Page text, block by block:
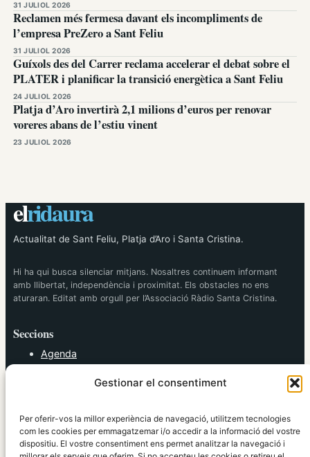
Gestionar el consentiment
Per oferir-vos la millor experiència de navegació, utilitzem tecnologies
com les cookies per emmagatzemar i/o accedir a la informació del vostre
dispositiu. El vostre consentiment ens permet analitzar la navegació i
31 JULIOL 2026
Reclamen més fermesa davant els incompliments de
l’empresa PreZero a Sant Feliu
31 JULIOL 2026
Guíxols des del Carrer reclama accelerar el debat sobre el
PLATER i planificar la transició energètica a Sant Feliu
24 JULIOL 2026
Platja d’Aro invertirà 2,1 milions d’euros per renovar
voreres abans de l’estiu vinent
23 JULIOL 2026
elridaura
Actualitat de Sant Feliu, Platja d’Aro i Santa Cristina.
Hi ha qui busca silenciar mitjans. Nosaltres continuem informant
amb llibertat, independència i proximitat. Els obstacles no ens
aturaran. Editat amb orgull per l’Associació Ràdio Santa Cristina.
Seccions
Agenda
Política
Societat
Tendències